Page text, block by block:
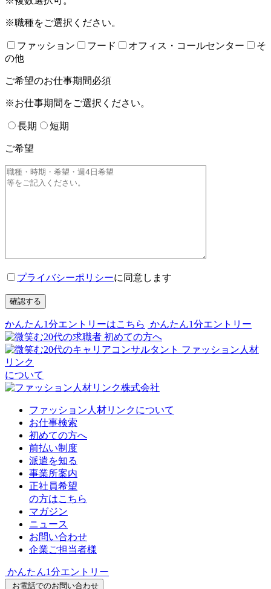
※職種をご選択ください。
ファッション フード オフィス・コールセンター
そ
の他
ご希望のお仕事期間必須
※お仕事期間をご選択ください。
長期 短期
ご希望
プライバシーポリシーに同意します
確認する
かんたん1分エントリーはこちら かんたん1分エントリー
初めての方へ
ファッション人材
リンク
について
ファッション人材リンクについて
お仕事検索
初めての方へ
前払い制度
派遣を知る
事業所案内
正社員希望
の方はこちら
マガジン
ニュース
お問い合わせ
企業ご担当者様
かんたん1分エントリー
お電話でのお問い合わせ